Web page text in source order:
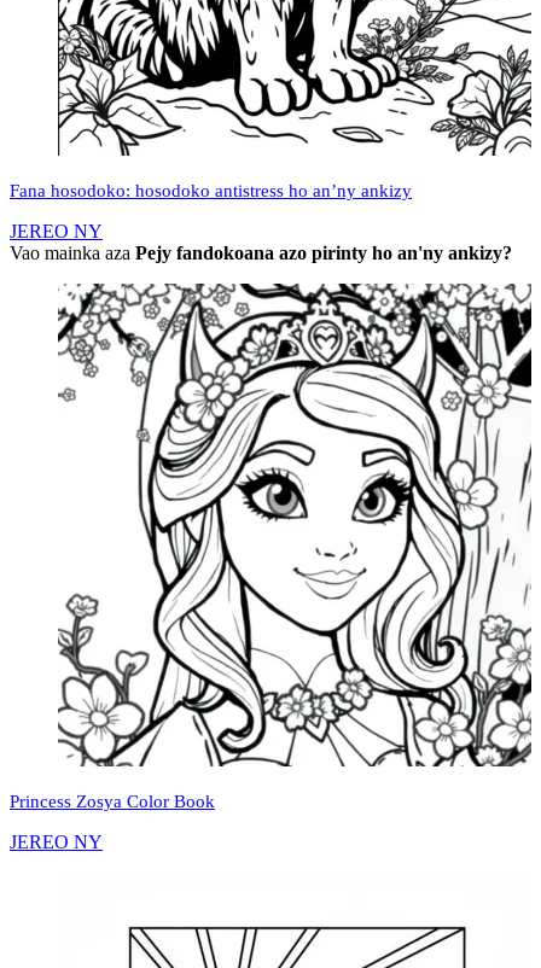
Fana hosodoko: hosodoko antistress ho an’ny ankizy
JEREO NY
Vao mainka aza Pejy fandokoana azo pirinty ho an'ny ankizy?
Princess Zosya Color Book
JEREO NY